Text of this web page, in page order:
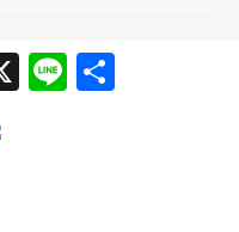
X
Li